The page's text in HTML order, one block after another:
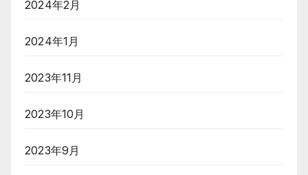
2024年2月
2024年1月
2023年11月
2023年10月
2023年9月